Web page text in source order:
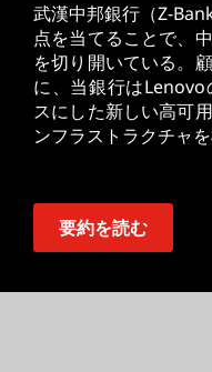
武漢中邦銀行（Z-
点を当てることで、
を切り開いている。
に、当銀行は
スにした新しい高可
ンフラストラクチャを
要約を読む